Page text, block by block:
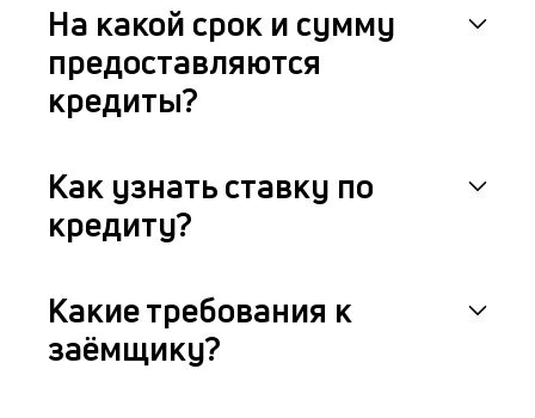
На какой срок и сумму
предоставляются
кредиты?
Как узнать ставку по
кредиту?
Какие требования к
заёмщику?